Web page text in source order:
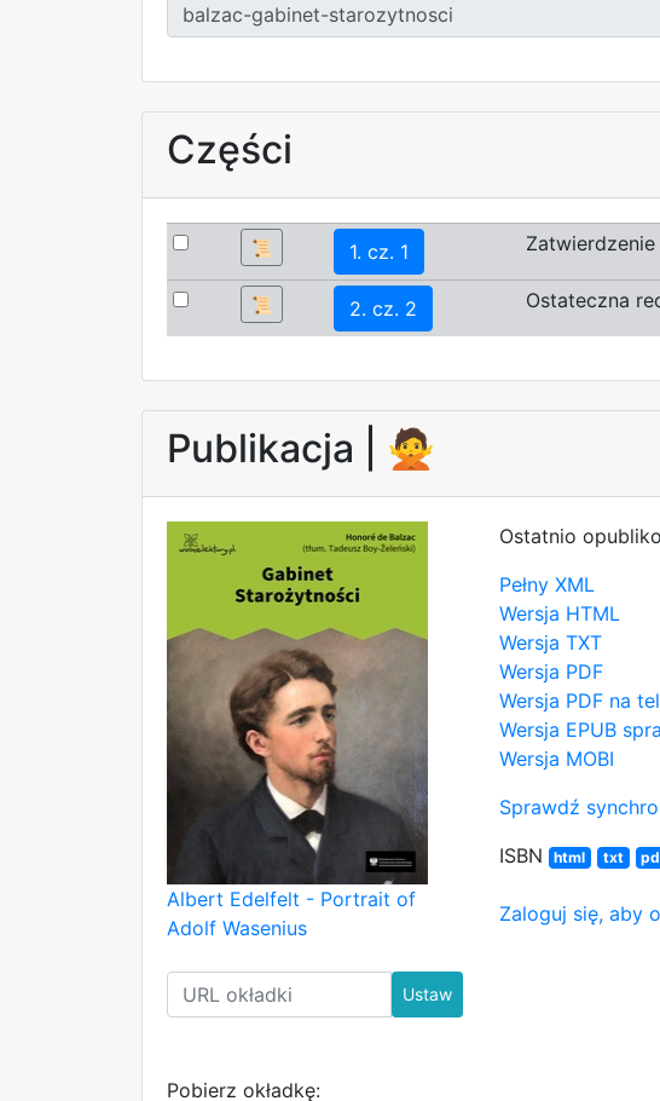
Części
📜 1. cz. 1 Zatwierdzenie
📜 2. cz. 2 Ostateczna
Publikacja | 🙅
Albert Edelfelt - Portrait of
Adolf Wasenius
Ustaw
Pobierz okładkę:
Ostatnio
Pełny XML
Wersja HTML
Wersja TXT
Wersja PDF
Wersja PDF na
Wersja EPUB
Wersja MOBI
Sprawdź
ISBN
html txt
Zaloguj się, aby